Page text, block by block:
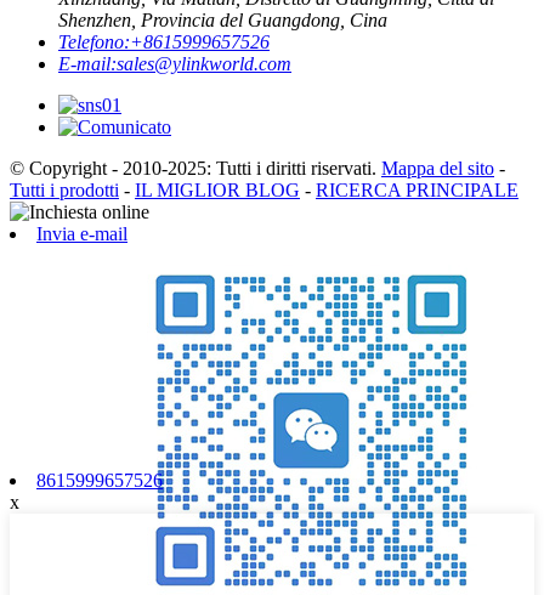
Shenzhen, Provincia del Guangdong, Cina
Telefono:+8615999657526
E-mail:sales@ylinkworld.com
© Copyright - 2010-2025: Tutti i diritti riservati. Mappa del sito -
Tutti i prodotti - IL MIGLIOR BLOG - RICERCA PRINCIPALE
Invia e-mail
8615999657526
x